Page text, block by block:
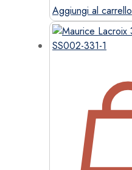
Aggiungi al carrello